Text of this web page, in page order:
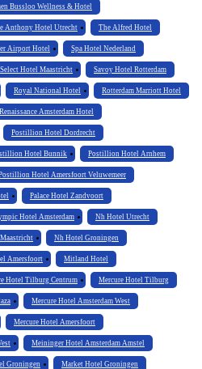
Bussloo Wellness & Hotel
Anthony Hotel Utrecht The Alfred Hotel
Airport Hotel Spa Hotel Nederland
Select Hotel Maastricht Savoy Hotel Rotterdam
Royal National Hotel Rotterdam Marriott Hotel
Renaissance Amsterdam Hotel
Postillion Hotel Dordrecht
Hotel Bunnik Postillion Hotel Arnhem
Hotel Amersfoort Veluwemeer
Palace Hotel Zandvoort
Hotel Amsterdam Nh Hotel Utrecht
Nh Hotel Groningen
Amersfoort Mitland Hotel
Hotel Tilburg Centrum Mercure Hotel Tilburg
Mercure Hotel Amsterdam West
Mercure Hotel Amersfoort
Meininger Hotel Amsterdam Amstel
Groningen Market Hotel Groningen